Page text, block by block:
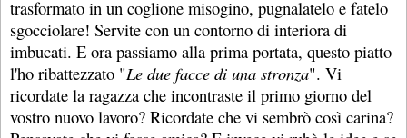
trasformato in un coglione misogino, pugnalatelo e fatelo
sgocciolare! Servite con un contorno di interiora di
imbucati. E ora passiamo alla prima portata, questo piatto
l'ho ribattezzato "Le due facce di una stronza". Vi
ricordate la ragazza che incontraste il primo giorno del
vostro nuovo lavoro? Ricordate che vi sembrò così carina?